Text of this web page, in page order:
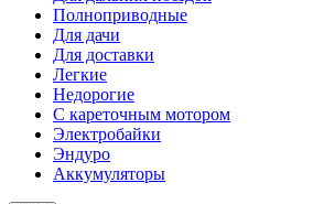
Полноприводные
Для дачи
Для доставки
Легкие
Недорогие
С кареточным мотором
Электробайки
Эндуро
Аккумуляторы